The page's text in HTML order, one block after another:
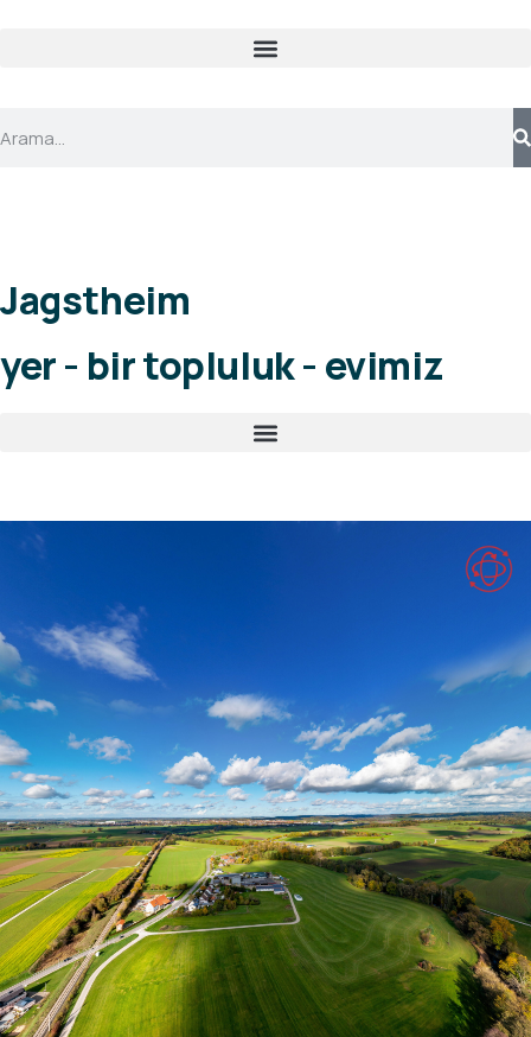
Jagstheim
yer - bir topluluk - evimiz